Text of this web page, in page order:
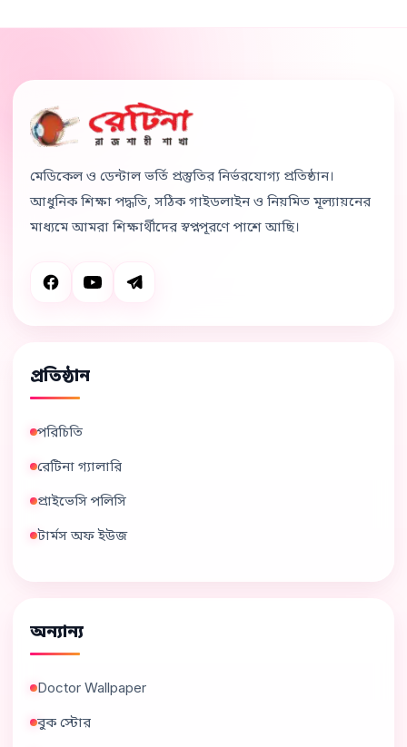
মেডিকেল ও ডেন্টাল ভর্তি প্রস্তুতির নির্ভরযোগ্য প্রতিষ্ঠান।
আধুনিক শিক্ষা পদ্ধতি, সঠিক গাইডলাইন ও নিয়মিত মূল্যায়নের
মাধ্যমে আমরা শিক্ষার্থীদের স্বপ্নপূরণে পাশে আছি।
প্রতিষ্ঠান
পরিচিতি
রেটিনা গ্যালারি
প্রাইভেসি পলিসি
টার্মস অফ ইউজ
অন্যান্য
Doctor Wallpaper
বুক স্টোর